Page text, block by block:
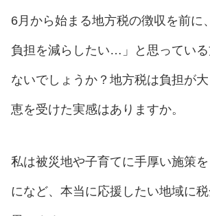
6月から始まる地方税の徴収を前に
負担を減らしたい…」と思ってい
ないでしょうか？地方税は負担が
恵を受けた実感はありますか。
私は被災地や子育てに手厚い施策
になど、本当に応援したい地域に